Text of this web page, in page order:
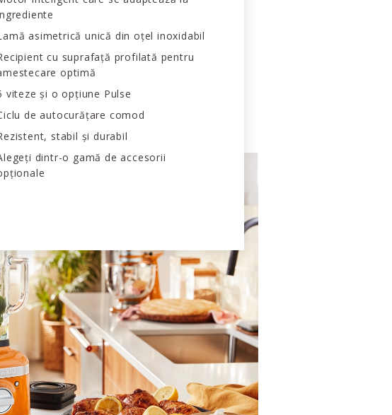
asimetrică unică din oțel inoxidabil
cu suprafață profilată pentru
optimă
viteze și o opțiune Pulse
de autocurățare comod
stabil și durabil
dintr-o gamă de accesorii